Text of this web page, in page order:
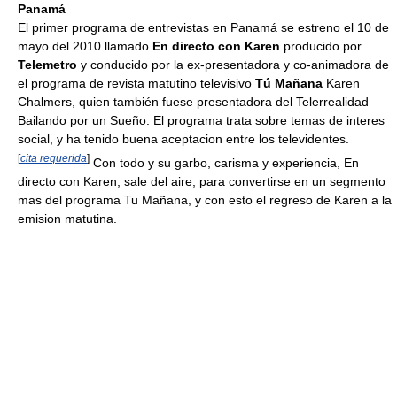
Panamá
El primer programa de entrevistas en Panamá se estreno el 10 de
mayo del 2010 llamado En directo con Karen producido por
Telemetro y conducido por la ex-presentadora y co-animadora de
el programa de revista matutino televisivo Tú Mañana Karen
Chalmers, quien también fuese presentadora del Telerrealidad
Bailando por un Sueño. El programa trata sobre temas de interes
social, y ha tenido buena aceptacion entre los televidentes.
[cita requerida] Con todo y su garbo, carisma y experiencia, En
directo con Karen, sale del aire, para convertirse en un segmento
mas del programa Tu Mañana, y con esto el regreso de Karen a la
emision matutina.